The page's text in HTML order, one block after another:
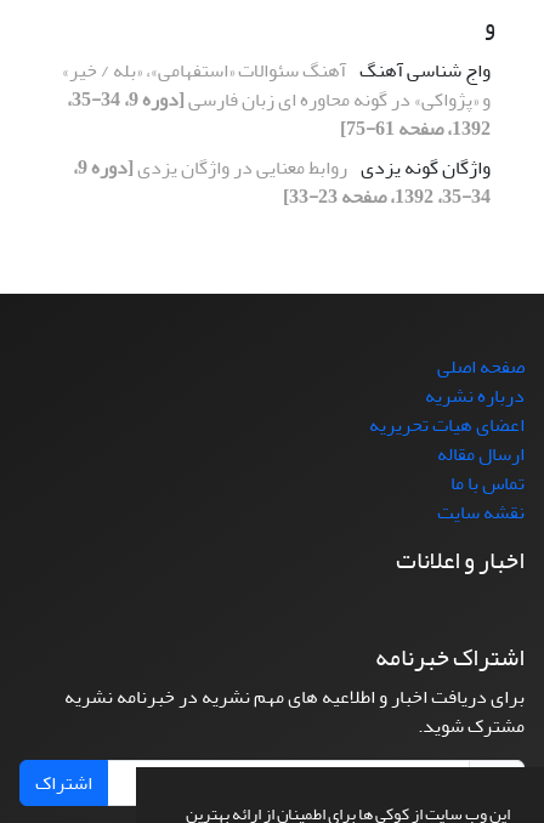
این وب سایت از کوکی ها برای اطمینان از ارائه بهترین
و
واج شناسی آهنگ آهنگ سئوالات «استفهامی»، «بله / خیر»
و «پژواکی» در گونه محاوره ای زبان فارسی
[دوره 9، 34-35،
1392، صفحه 61-75]
واژگان گونه یزدی روابط معنایی در واژگان یزدی
[دوره 9،
34-35، 1392، صفحه 23-33]
صفحه اصلی
درباره نشریه
اعضای هیات تحریریه
ارسال مقاله
تماس با ما
نقشه سایت
اخبار و اعلانات
اشتراک خبرنامه
برای دریافت اخبار و اطلاعیه های مهم نشریه در خبرنامه نشریه
مشترک شوید.
اشتراک